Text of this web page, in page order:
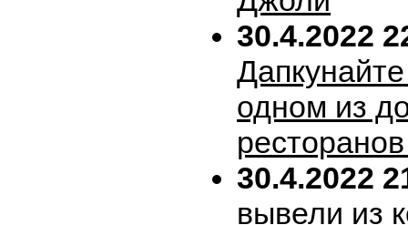
30.4.2022
одном из
30.4.2022
вывели из